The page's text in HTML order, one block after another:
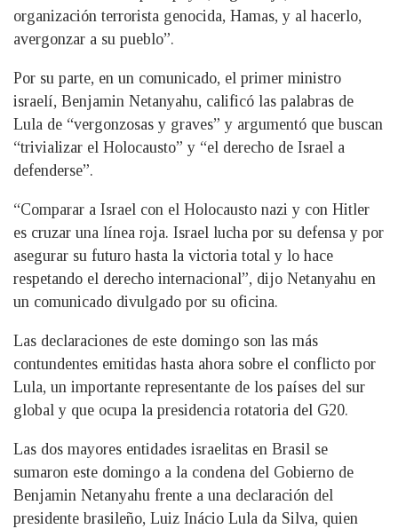
organización terrorista genocida, Hamas, y al hacerlo,
avergonzar a su pueblo”.
Por su parte, en un comunicado, el primer ministro
israelí, Benjamin Netanyahu, calificó las palabras de
Lula de “vergonzosas y graves” y argumentó que buscan
“trivializar el Holocausto” y “el derecho de Israel a
defenderse”.
“Comparar a Israel con el Holocausto nazi y con Hitler
es cruzar una línea roja. Israel lucha por su defensa y por
asegurar su futuro hasta la victoria total y lo hace
respetando el derecho internacional”, dijo Netanyahu en
un comunicado divulgado por su oficina.
Las declaraciones de este domingo son las más
contundentes emitidas hasta ahora sobre el conflicto por
Lula, un importante representante de los países del sur
global y que ocupa la presidencia rotatoria del G20.
Las dos mayores entidades israelitas en Brasil se
sumaron este domingo a la condena del Gobierno de
Benjamin Netanyahu frente a una declaración del
presidente brasileño, Luiz Inácio Lula da Silva, quien